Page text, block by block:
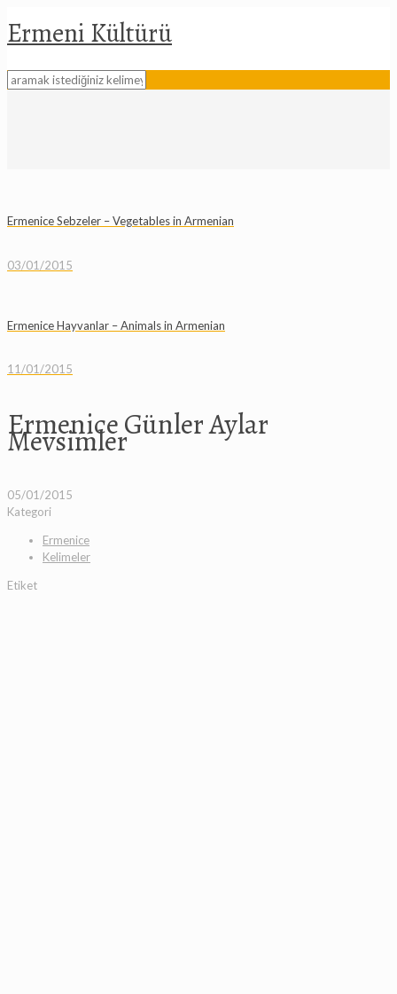
Ermeni Kültürü
Ermenice Sebzeler – Vegetables in Armenian
03/01/2015
Ermenice Hayvanlar – Animals in Armenian
11/01/2015
Ermenice Günler Aylar
Mevsimler
05/01/2015
Kategori
Ermenice
Kelimeler
Etiket